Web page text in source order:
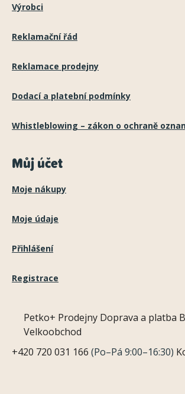
Výrobci
Reklamační řád
Reklamace prodejny
Dodací a platební podmínky
Whistleblowing – zákon o ochraně
Můj účet
Moje nákupy
Moje údaje
Přihlášení
Registrace
Petko+ Prodejny Doprava a platba
Velkoobchod
+420 720 031 166 (Po–Pá 9:00–16:30)